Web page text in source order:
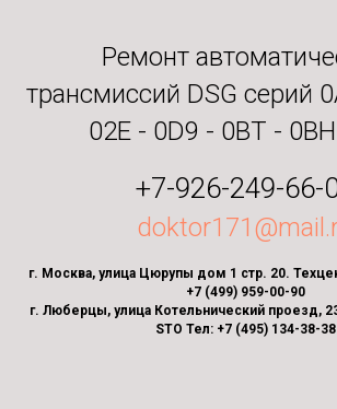
Ремонт
трансмиссий DSG серий
02E - 0D9 - 0BT -
+7-926-249-66-
г. Москва, улица Цюрупы дом 1 стр. 20.
+7 (499) 959-00-90
г. Люберцы, улица Котельнический проезд,
STO Тел: +7 (495) 134-38-38